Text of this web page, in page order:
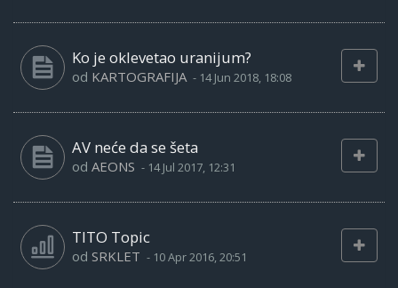
Ko je oklevetao uranijum?
od KARTOGRAFIJA - 14 Jun 2018, 18:08
AV neće da se šeta
od AEONS - 14 Jul 2017, 12:31
TITO Topic
od SRKLET - 10 Apr 2016, 20:51